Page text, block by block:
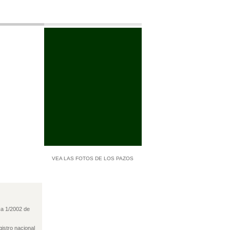
1/2002 de
nacional
VEA LAS FOTOS DE LOS PAZOS